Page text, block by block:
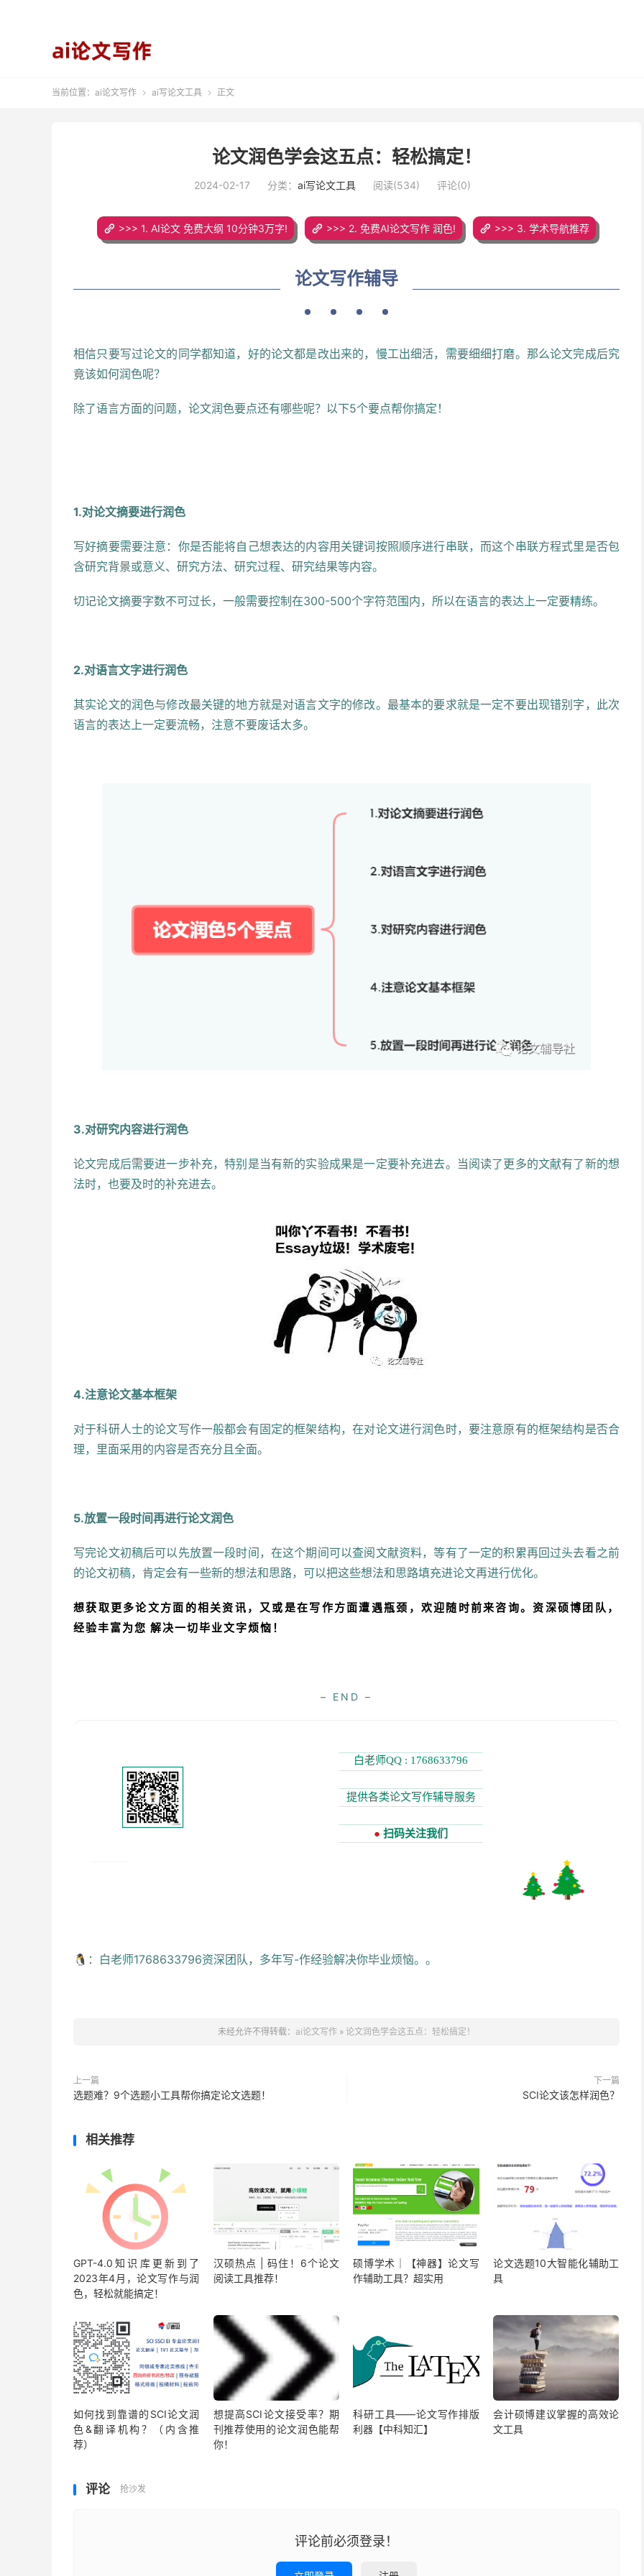
当前位置： ai论文写作  ai写论文工具  正文
论文润色学会这五点：轻松搞定！
2024-02-17 分类： ai写论文工具 阅读(534) 评论(0)
>>> 1. AI论文 免费大纲 10分钟3万字! >>> 2. 免费AI论文写作 润色! >>> 3. 学术导航推荐
论文写作辅导
相信只要写过论文的同学都知道，好的论文都是改出来的，慢工出细活，需要细细打磨。那么论文完成后究
竟该如何润色呢？
除了语言方面的问题，论文润色要点还有哪些呢？以下5个要点帮你搞定！
1.对论文摘要进行润色
写好摘要需要注意：你是否能将自己想表达的内容用关键词按照顺序进行串联，而这个串联方程式里是否包
含研究背景或意义、研究方法、研究过程、研究结果等内容。
切记论文摘要字数不可过长，一般需要控制在300-500个字符范围内，所以在语言的表达上一定要精练。
2.对语言文字进行润色
其实论文的润色与修改最关键的地方就是对语言文字的修改。最基本的要求就是一定不要出现错别字，此次
语言的表达上一定要流畅，注意不要废话太多。
3.对研究内容进行润色
论文完成后需要进一步补充，特别是当有新的实验成果是一定要补充进去。当阅读了更多的文献有了新的想
法时，也要及时的补充进去。
4.注意论文基本框架
对于科研人士的论文写作一般都会有固定的框架结构，在对论文进行润色时，要注意原有的框架结构是否合
理，里面采用的内容是否充分且全面。
5.放置一段时间再进行论文润色
写完论文初稿后可以先放置一段时间，在这个期间可以查阅文献资料，等有了一定的积累再回过头去看之前
的论文初稿，肯定会有一些新的想法和思路，可以把这些想法和思路填充进论文再进行优化。
想获取更多论文方面的相关资讯，又或是在写作方面遭遇瓶颈，欢迎随时前来咨询。资深硕博团队，
经验丰富为您 解决一切毕业文字烦恼！
– END –
白老师QQ : 1768633796
提供各类论文写作辅导服务
●扫码关注我们
🐧：白老师1768633796资深团队，多年写-作经验解决你毕业烦恼。。
未经允许不得转载： ai论文写作 » 论文润色学会这五点：轻松搞定！
上一篇
选题难？9个选题小工具帮你搞定论文选题！
下一篇
SCI论文该怎样润色？
相关推荐
GPT-4.0知识库更新到了
2023年4月，论文写作与润
色，轻松就能搞定！
汉硕热点 | 码住！6个论文
阅读工具推荐！
硕博学术｜【神器】论文写
作辅助工具？超实用
论文选题10大智能化辅助工
具
如何找到靠谱的SCI论文润
色&翻译机构？（内含推
荐）
想提高SCI论文接受率？期
刊推荐使用的论文润色能帮
你！
科研工具——论文写作排版
利器【中科知汇】
会计硕博建议掌握的高效论
文工具
评论 抢沙发
评论前必须登录！